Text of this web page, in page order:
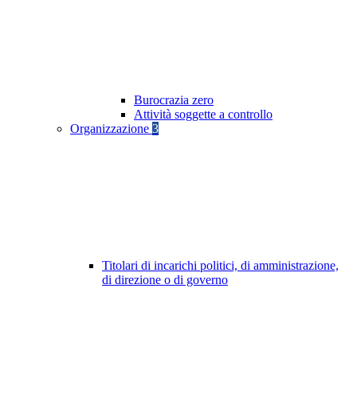
Burocrazia zero
Attività soggette a controllo
Organizzazione 3
Titolari di incarichi politici, di amministrazione,
di direzione o di governo